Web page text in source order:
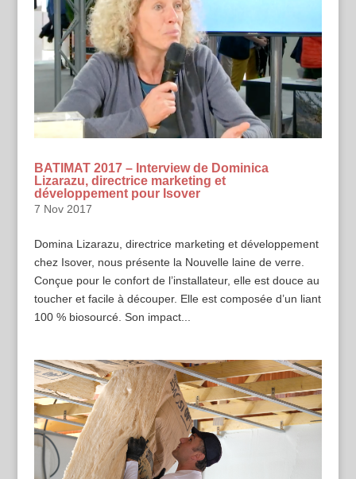
BATIMAT 2017 – Interview de Dominica
Lizarazu, directrice marketing et
développement pour Isover
7 Nov 2017
Domina Lizarazu, directrice marketing et développement
chez Isover, nous présente la Nouvelle laine de verre.
Conçue pour le confort de l’installateur, elle est douce au
toucher et facile à découper. Elle est composée d’un liant
100 % biosourcé. Son impact...